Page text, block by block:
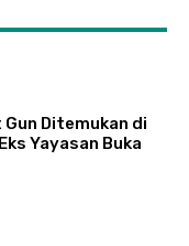
Ditemukan di
Yayasan Buka